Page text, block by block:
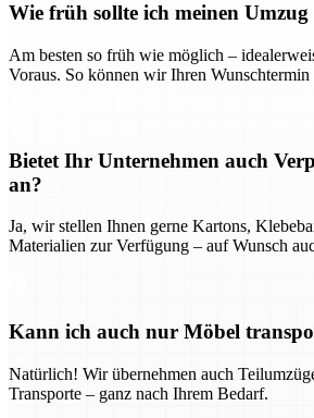
Wie früh sollte ich meinen Umzug
Am besten so früh wie möglich –
Voraus. So können wir Ihren
Bietet Ihr Unternehmen auch
an?
Ja, wir stellen Ihnen gerne Kartons,
Materialien zur Verfügung – auf Wunsch
Kann ich auch nur Möbel
Natürlich! Wir übernehmen auch
Transporte – ganz nach Ihrem Bedarf.